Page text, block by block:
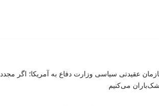
عقیدتی سیاسی وزارت دفاع به آمریکا؛ اگر
می‌کنیم